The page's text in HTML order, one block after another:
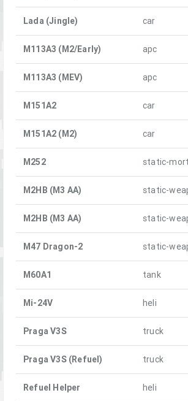
Lada (Jingle) car
M113A3 (M2/Early) apc
M113A3 (MEV) apc
M151A2 car
M151A2 (M2) car
M252 static-
M2HB (M3 AA) static-
M2HB (M3 AA) static-
M47 Dragon-2 static-
M60A1 tank
Mi-24V heli
Praga V3S truck
Praga V3S (Refuel) truck
Refuel Helper heli